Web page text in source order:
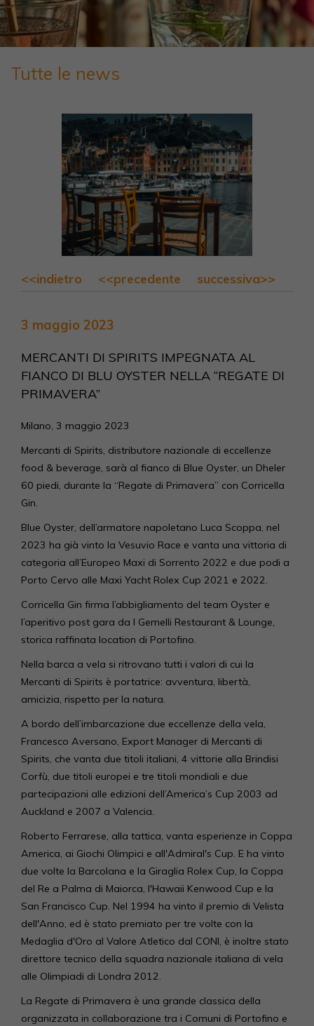
Tutte le news
<<indietro <<precedente successiva>>
3 maggio 2023
MERCANTI DI SPIRITS IMPEGNATA AL
FIANCO DI BLU OYSTER NELLA “REGATE DI
PRIMAVERA”
Milano, 3 maggio 2023
Mercanti di Spirits, distributore nazionale di eccellenze
food & beverage, sarà al fianco di Blue Oyster, un Dheler
60 piedi, durante la “Regate di Primavera” con Corricella
Gin.
Blue Oyster, dell’armatore napoletano Luca Scoppa, nel
2023 ha già vinto la Vesuvio Race e vanta una vittoria di
categoria all’Europeo Maxi di Sorrento 2022 e due podi a
Porto Cervo alle Maxi Yacht Rolex Cup 2021 e 2022.
Corricella Gin firma l’abbigliamento del team Oyster e
l’aperitivo post gara da I Gemelli Restaurant & Lounge,
storica raffinata location di Portofino.
Nella barca a vela si ritrovano tutti i valori di cui la
Mercanti di Spirits è portatrice: avventura, libertà,
amicizia, rispetto per la natura.
A bordo dell’imbarcazione due eccellenze della vela,
Francesco Aversano, Export Manager di Mercanti di
Spirits, che vanta due titoli italiani, 4 vittorie alla Brindisi
Corfù, due titoli europei e tre titoli mondiali e due
partecipazioni alle edizioni dell’America’s Cup 2003 ad
Auckland e 2007 a Valencia.
Roberto Ferrarese, alla tattica, vanta esperienze in Coppa
America, ai Giochi Olimpici e all'Admiral's Cup. E ha vinto
due volte la Barcolana e la Giraglia Rolex Cup, la Coppa
del Re a Palma di Maiorca, l'Hawaii Kenwood Cup e la
San Francisco Cup. Nel 1994 ha vinto il premio di Velista
dell'Anno, ed è stato premiato per tre volte con la
Medaglia d'Oro al Valore Atletico dal CONI, è inoltre stato
direttore tecnico della squadra nazionale italiana di vela
alle Olimpiadi di Londra 2012.
La Regate di Primavera è una grande classica della
organizzata in collaborazione tra i Comuni di Portofino e